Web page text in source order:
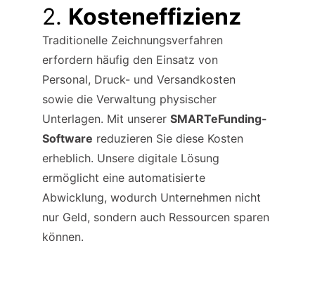
2. Kosteneffizienz
Traditionelle Zeichnungsverfahren
erfordern häufig den Einsatz von
Personal, Druck- und Versandkosten
sowie die Verwaltung physischer
Unterlagen. Mit unserer SMARTeFunding-
Software reduzieren Sie diese Kosten
erheblich. Unsere digitale Lösung
ermöglicht eine automatisierte
Abwicklung, wodurch Unternehmen nicht
nur Geld, sondern auch Ressourcen sparen
können.